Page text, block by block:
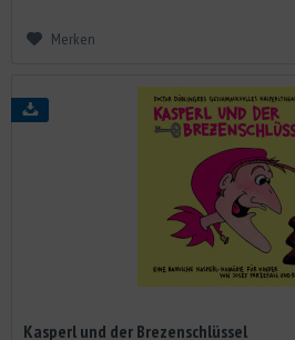
Merken
Kasperl und der Brezenschlüssel